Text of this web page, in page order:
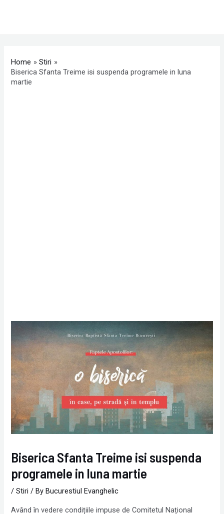
Home
Stiri
Biserica Sfanta Treime isi suspenda programele in luna
martie
Biserica Sfanta Treime isi suspenda
programele in luna martie
/Stiri / ByBucurestiul Evanghelic
Având în vedere condițiile impuse de Comitetul Național